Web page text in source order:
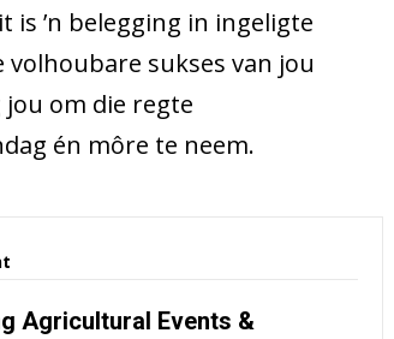
is ’n belegging in ingeligte
sukses van jou
om die regte
én môre te neem.
Agricultural Events &